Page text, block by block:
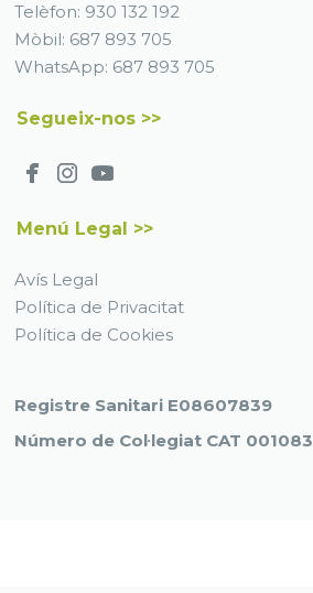
Telèfon: 930 132 192
Mòbil: 687 893 705
WhatsApp: 687 893 705
Segueix-nos >>
Menú Legal >>
Avís Legal
Política de Privacitat
Política de Cookies
Registre Sanitari E08607839
Número de Col·legiat CAT 001083